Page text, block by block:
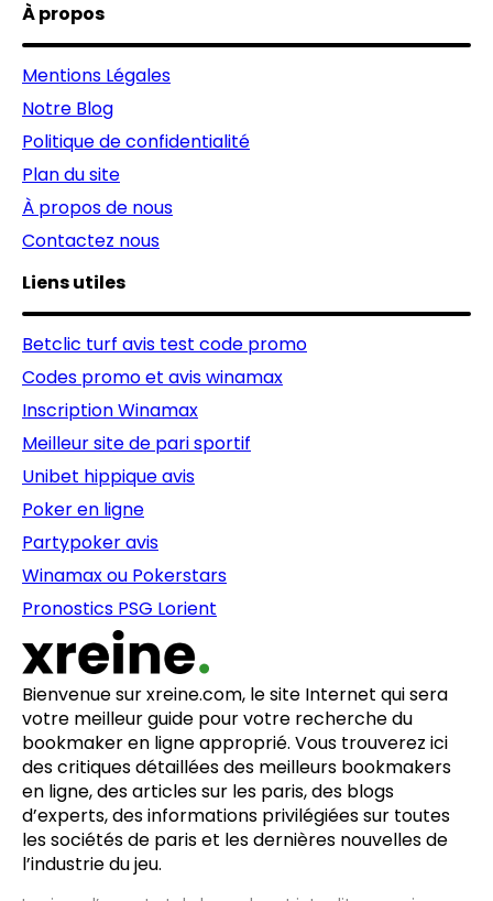
À propos
Mentions Légales
Notre Blog
Politique de confidentialité
Plan du site
À propos de nous
Contactez nous
Liens utiles
Betclic turf avis test code promo
Codes promo et avis winamax
Inscription Winamax
Meilleur site de pari sportif
Unibet hippique avis
Poker en ligne
Partypoker avis
Winamax ou Pokerstars
Pronostics PSG Lorient
Bienvenue sur xreine.com, le site Internet qui sera
votre meilleur guide pour votre recherche du
bookmaker en ligne approprié. Vous trouverez ici
des critiques détaillées des meilleurs bookmakers
en ligne, des articles sur les paris, des blogs
d’experts, des informations privilégiées sur toutes
les sociétés de paris et les dernières nouvelles de
l’industrie du jeu.